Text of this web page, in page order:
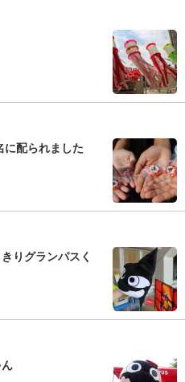
に配られました
りグランパスく
ん